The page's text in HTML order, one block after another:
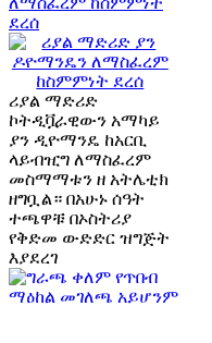
ደረሰ
ሪያል ማድሪድ
ኮትዲቯራዊውን አማካይ
ያን ዲዮማንዴ ከአርቢ
ላይብዢግ ለማስፈረም
መስማማቱን ዘ አትሌቲክ
ዘግቧል። በአሁኑ ሰዓት
ተጫዋቹ በኦስትሪያ
የቅድመ ውድድር ዝግጅት
እያደረገ